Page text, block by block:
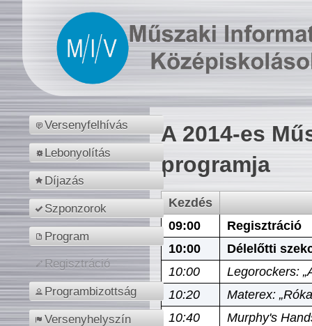
Versenyfelhívás
Lebonyolítás
Díjazás
Szponzorok
Program
Regisztráció
Programbizottság
Versenyhelyszín
A 2014-es
programja
Kezdés
09:00
Regisztráció
10:00
Délelőtti
10:00
Legorockers:
10:20
Materex:
10:40
Murphy's